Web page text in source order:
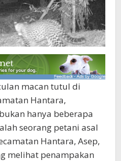
macan tutul di
Hantara,
hanya beberapa
seorang petani asal
Hantara, Asep,
melihat penampakan